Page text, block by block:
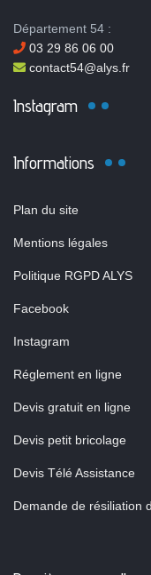
Département 54 :
03 29 86 06 00
contact54@alys.fr
Instagram
Informations
Plan du site
Mentions légales
Politique RGPD ALYS
Facebook
Instagram
Réglement en ligne
Devis gratuit en ligne
Devis petit bricolage
Devis Télé Assistance
Demande de résiliation